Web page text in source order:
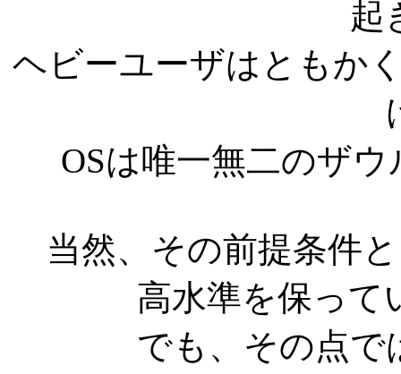
起
ヘビーユーザはともか
OSは唯一無二のザ
当然、その前提条件
高水準を保って
でも、その点で